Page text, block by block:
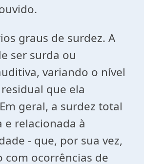
graus de surdez. A
ser surda ou
variando o nível
que ela
geral, a surdez total
e relacionada à
- que, por sua vez,
com ocorrências de